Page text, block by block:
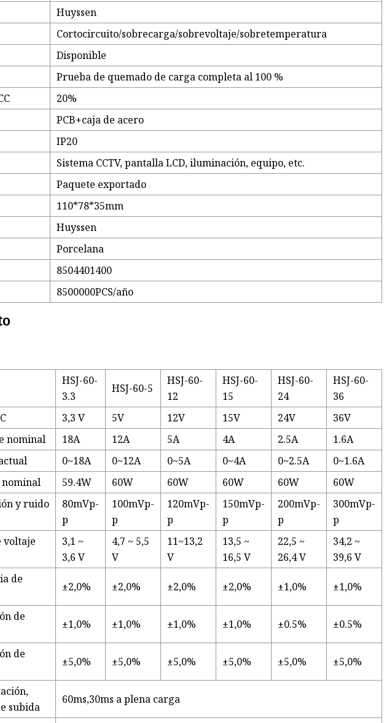
Huyssen
Cortocircuito/sobrecarga/sobrevoltaje/sobretemperatura
Disponible
Prueba de quemado de carga completa al 100 %
20%
PCB+caja de acero
IP20
Sistema CCTV, pantalla LCD, iluminación, equipo, etc.
Paquete exportado
110*78*35mm
Huyssen
Porcelana
8504401400
8500000PCS/año
HSJ-60-
3.3
HSJ-60-5
HSJ-60-
12
HSJ-60-
15
HSJ-60-
24
HSJ-60-
36
3,3 V 5V 12V 15V 24V
36V
nominal
18A 12A 5A 4A 2.5A
1.6A
0~18A 0~12A 0~5A 0~4A 0~2.5A
0~1.6A
nominal
59.4W 60W 60W 60W 60W
60W
y ruido
80mVp-
p
100mVp-
p
120mVp-
p
150mVp-
p
200mVp-
p
300mVp-
p
voltaje
3,1 ~
3,6 V
4,7 ~ 5,5
V
11~13,2
V
13,5 ~
16,5 V
22,5 ~
26,4 V
34,2 ~
39,6 V
de
±2,0% ±2,0% ±2,0% ±2,0% ±1,0% ±1,0%
de
±1,0% ±1,0% ±1,0% ±1,0% ±0.5% ±0.5%
de
±5,0% ±5,0% ±5,0% ±5,0% ±5,0% ±5,0%
subida
60ms,30ms a plena carga